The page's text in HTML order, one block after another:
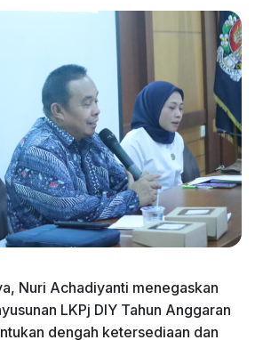
Nuri Achadiyanti menegaskan
LKPj DIY Tahun Anggaran
dengah ketersediaan dan